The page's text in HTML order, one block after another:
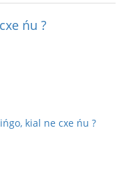
ńu ?
kial ne cxe ńu ?